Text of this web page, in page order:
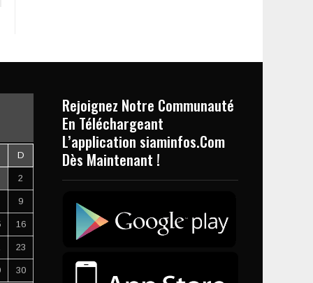
D
2
9
16
23
30
Rejoignez Notre Communauté
En Téléchargeant
L’application siaminfos.Com
Dès Maintenant !